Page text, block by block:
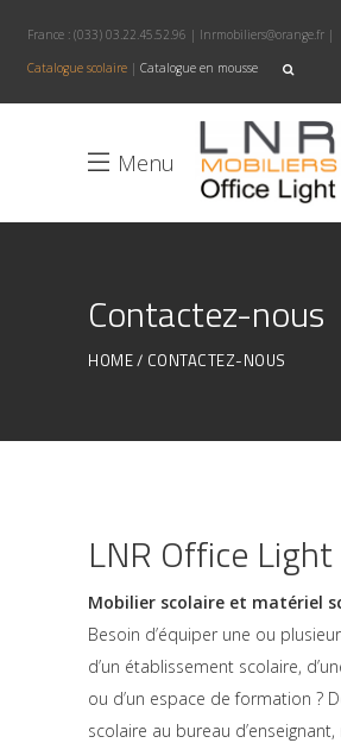
France : (033) 03.22.45.52.96 | lnrmobiliers@orange.fr |
Catalogue scolaire | Catalogue en mousse
Menu
Contactez-nous
HOME CONTACTEZ-NOUS
LNR Office Light
Mobilier scolaire et matériel
Besoin d’équiper une ou
d’un établissement scolaire,
ou d’un espace de formation ?
scolaire au bureau